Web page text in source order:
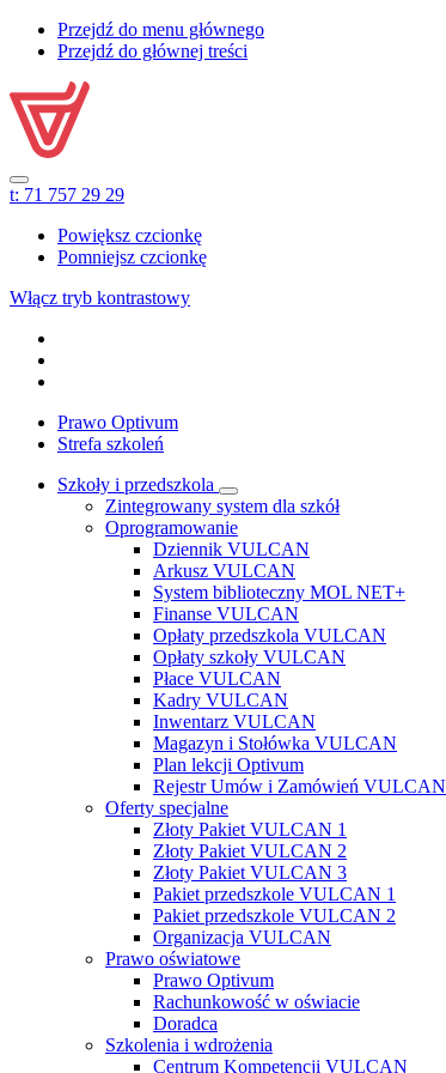
Przejdź do menu głównego
Przejdź do głównej treści
t: 71 757 29 29
Powiększ czcionkę
Pomniejsz czcionkę
Włącz tryb kontrastowy
Prawo Optivum
Strefa szkoleń
Szkoły i przedszkola
Zintegrowany system dla szkół
Oprogramowanie
Dziennik VULCAN
Arkusz VULCAN
System biblioteczny MOL NET+
Finanse VULCAN
Opłaty przedszkola VULCAN
Opłaty szkoły VULCAN
Płace VULCAN
Kadry VULCAN
Inwentarz VULCAN
Magazyn i Stołówka VULCAN
Plan lekcji Optivum
Rejestr Umów i Zamówień VULCAN
Oferty specjalne
Złoty Pakiet VULCAN 1
Złoty Pakiet VULCAN 2
Złoty Pakiet VULCAN 3
Pakiet przedszkole VULCAN 1
Pakiet przedszkole VULCAN 2
Organizacja VULCAN
Prawo oświatowe
Prawo Optivum
Rachunkowość w oświacie
Doradca
Szkolenia i wdrożenia
Centrum Kompetencji VULCAN